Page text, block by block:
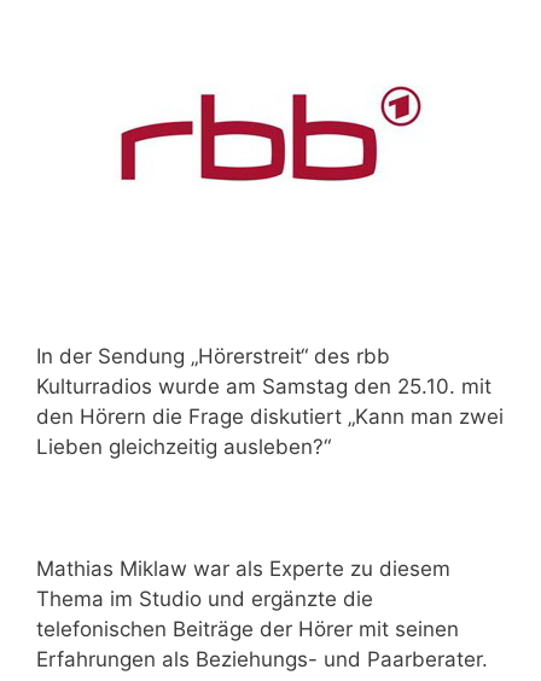
In der Sendung „Hörerstreit“ des rbb
Kulturradios wurde am Samstag den 25.10. mit
den Hörern die Frage diskutiert „Kann man zwei
Lieben gleichzeitig ausleben?“
Mathias Miklaw war als Experte zu diesem
Thema im Studio und ergänzte die
telefonischen Beiträge der Hörer mit seinen
Erfahrungen als Beziehungs- und Paarberater.